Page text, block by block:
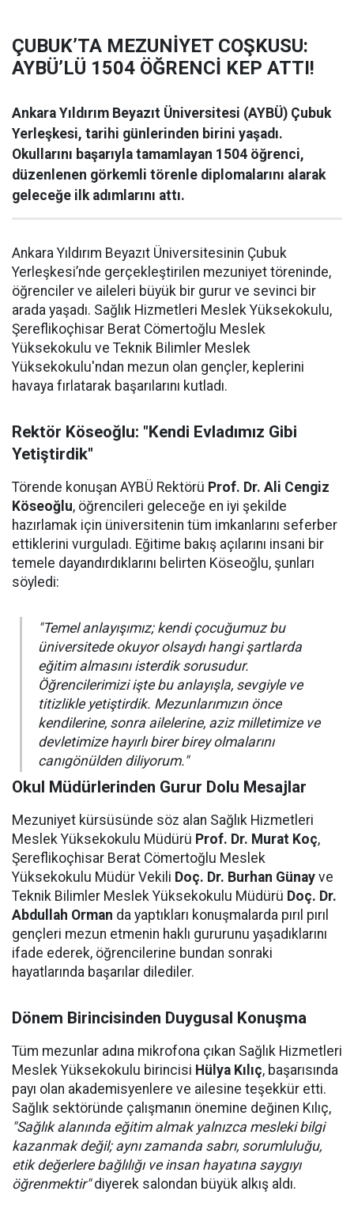
ÇUBUK’TA MEZUNİYET COŞKUSU:
AYBÜ’LÜ 1504 ÖĞRENCİ KEP ATTI!
Ankara Yıldırım Beyazıt Üniversitesi (AYBÜ) Çubuk
Yerleşkesi, tarihi günlerinden birini yaşadı.
Okullarını başarıyla tamamlayan 1504 öğrenci,
düzenlenen görkemli törenle diplomalarını alarak
geleceğe ilk adımlarını attı.
Ankara Yıldırım Beyazıt Üniversitesinin Çubuk
Yerleşkesi’nde gerçekleştirilen mezuniyet töreninde,
öğrenciler ve aileleri büyük bir gurur ve sevinci bir
arada yaşadı. Sağlık Hizmetleri Meslek Yüksekokulu,
Şereflikoçhisar Berat Cömertoğlu Meslek
Yüksekokulu ve Teknik Bilimler Meslek
Yüksekokulu'ndan mezun olan gençler, keplerini
havaya fırlatarak başarılarını kutladı.
Rektör Köseoğlu: "Kendi Evladımız Gibi
Yetiştirdik"
Törende konuşan AYBÜ Rektörü Prof. Dr. Ali Cengiz
Köseoğlu, öğrencileri geleceğe en iyi şekilde
hazırlamak için üniversitenin tüm imkanlarını seferber
ettiklerini vurguladı. Eğitime bakış açılarını insani bir
temele dayandırdıklarını belirten Köseoğlu, şunları
söyledi:
"Temel anlayışımız; kendi çocuğumuz bu
üniversitede okuyor olsaydı hangi şartlarda
eğitim almasını isterdik sorusudur.
Öğrencilerimizi işte bu anlayışla, sevgiyle ve
titizlikle yetiştirdik. Mezunlarımızın önce
kendilerine, sonra ailelerine, aziz milletimize ve
devletimize hayırlı birer birey olmalarını
canıgönülden diliyorum."
Okul Müdürlerinden Gurur Dolu Mesajlar
Mezuniyet kürsüsünde söz alan Sağlık Hizmetleri
Meslek Yüksekokulu Müdürü Prof. Dr. Murat Koç,
Şereflikoçhisar Berat Cömertoğlu Meslek
Yüksekokulu Müdür Vekili Doç. Dr. Burhan Günay ve
Teknik Bilimler Meslek Yüksekokulu Müdürü Doç. Dr.
Abdullah Orman da yaptıkları konuşmalarda pırıl pırıl
gençleri mezun etmenin haklı gururunu yaşadıklarını
ifade ederek, öğrencilerine bundan sonraki
hayatlarında başarılar dilediler.
Dönem Birincisinden Duygusal Konuşma
Tüm mezunlar adına mikrofona çıkan Sağlık Hizmetleri
Meslek Yüksekokulu birincisi Hülya Kılıç, başarısında
payı olan akademisyenlere ve ailesine teşekkür etti.
Sağlık sektöründe çalışmanın önemine değinen Kılıç,
"Sağlık alanında eğitim almak yalnızca mesleki bilgi
kazanmak değil; aynı zamanda sabrı, sorumluluğu,
etik değerlere bağlılığı ve insan hayatına saygıyı
öğrenmektir"diyerek salondan büyük alkış aldı.